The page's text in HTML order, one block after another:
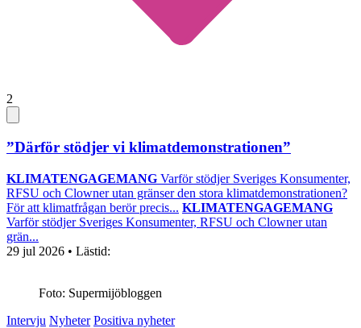
2
”Därför stödjer vi klimatdemonstrationen”
KLIMATENGAGEMANG Varför stödjer Sveriges Konsumenter,
RFSU och Clowner utan gränser den stora klimatdemonstrationen?
För att klimatfrågan berör precis... KLIMATENGAGEMANG
Varför stödjer Sveriges Konsumenter, RFSU och Clowner utan
grän...
29 jul 2026 • Lästid:
Foto: Supermijöbloggen
Intervju Nyheter Positiva nyheter